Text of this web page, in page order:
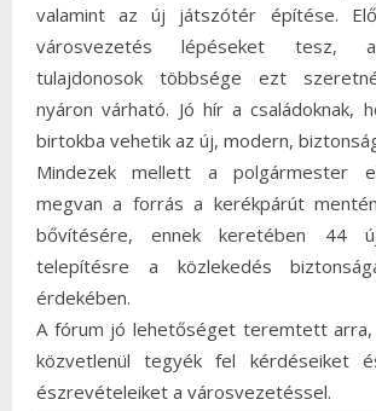
valamint az új játszótér építése.
városvezetés lépéseket tesz,
tulajdonosok többsége ezt
nyáron várható. Jó hír a családoknak,
birtokba vehetik az új, modern,
Mindezek mellett a polgármester
megvan a forrás a kerékpárút
bővítésére, ennek keretében 44
telepítésre a közlekedés
érdekében.
A fórum jó lehetőséget teremtett arra,
közvetlenül tegyék fel kérdéseiket
észrevételeiket a városvezetéssel.